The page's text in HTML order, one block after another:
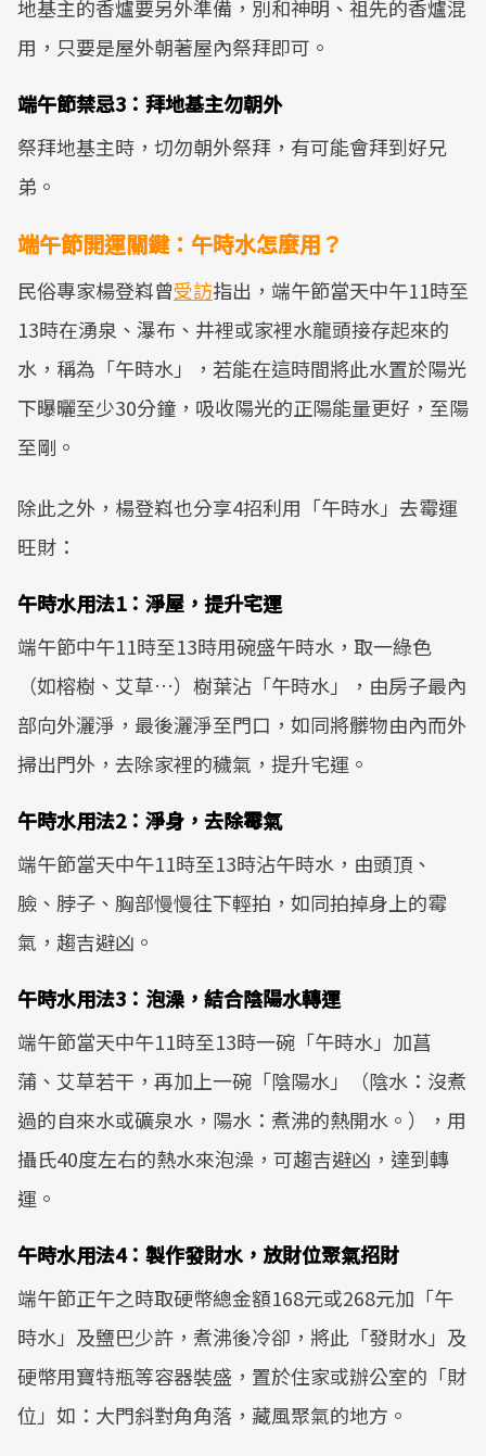
地基主的香爐要另外準備，別和神明、祖先的香爐混
用，只要是屋外朝著屋內祭拜即可。
端午節禁忌3：拜地基主勿朝外
祭拜地基主時，切勿朝外祭拜，有可能會拜到好兄
弟。
端午節開運關鍵：午時水怎麼用？
民俗專家楊登嵙曾受訪指出，端午節當天中午11時至
13時在湧泉、瀑布、井裡或家裡水龍頭接存起來的
水，稱為「午時水」，若能在這時間將此水置於陽光
下曝曬至少30分鐘，吸收陽光的正陽能量更好，至陽
至剛。
除此之外，楊登嵙也分享4招利用「午時水」去霉運
旺財：
午時水用法1：淨屋，提升宅運
端午節中午11時至13時用碗盛午時水，取一綠色
（如榕樹、艾草…）樹葉沾「午時水」，由房子最內
部向外灑淨，最後灑淨至門口，如同將髒物由內而外
掃出門外，去除家裡的穢氣，提升宅運。
午時水用法2：淨身，去除霉氣
端午節當天中午11時至13時沾午時水，由頭頂、
臉、脖子、胸部慢慢往下輕拍，如同拍掉身上的霉
氣，趨吉避凶。
午時水用法3：泡澡，結合陰陽水轉運
端午節當天中午11時至13時一碗「午時水」加菖
蒲、艾草若干，再加上一碗「陰陽水」（陰水：沒煮
過的自來水或礦泉水，陽水：煮沸的熱開水。），用
攝氏40度左右的熱水來泡澡，可趨吉避凶，達到轉
運。
午時水用法4：製作發財水，放財位聚氣招財
端午節正午之時取硬幣總金額168元或268元加「午
時水」及鹽巴少許，煮沸後冷卻，將此「發財水」及
硬幣用寶特瓶等容器裝盛，置於住家或辦公室的「財
位」如：大門斜對角角落，藏風聚氣的地方。